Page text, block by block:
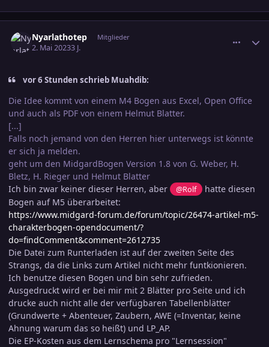
Nyarlathotep Mitglieder
2. Mai 20233 J.
vor 6 Stunden schrieb Muahdib:
Die Idee kommt von einem M4 Bogen aus Excel, Open Office
und auch als PDF von einem Helmut Blatter.
[...]
Falls noch jemand von den Herren hier unterwegs ist könnte
er sich ja melden.
geht um den MidgardBogen Version 1.8 von G. Weber, H.
Bletz, H. Rieger und Helmut Blatter
Ich bin zwar keiner dieser Herren, aber
@Rolf
hatte diesen
Bogen auf M5 überarbeitet:
https://www.midgard-forum.de/forum/topic/26474-artikel-m5-
charakterbogen-opendocument/?
do=findComment&comment=2612735
Die Datei zum Runterladen ist auf der zweiten Seite des
Strangs, da die Links zum Artikel nicht mehr funtkionieren.
Ich benutze diesen Bogen und bin sehr zufrieden.
Ausgedruckt wird er bei mir mit 2 Blätter pro Seite und ich
drucke auch nicht alle der verfügbaren Tabellenblätter
(Grundwerte + Abenteuer, Zaubern, AWE (=Inventar, keine
Ahnung warum das so heißt) und LP_AP.
Die EP-Kosten aus dem Lernschema pro "Lernsession"